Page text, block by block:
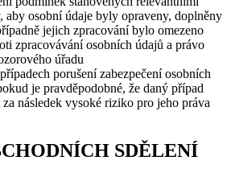
aby osobní údaje byly opraveny, doplněny
jejich zpracování bylo omezeno
zpracovávání osobních údajů a právo
úřadu
porušení zabezpečení osobních
je pravděpodobné, že daný případ
následek vysoké riziko pro jeho práva
SDĚLENÍ